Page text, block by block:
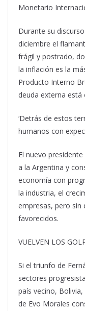
Monetario
Durante su
diciembre el
frágil y postrado,
la inflación es la
Producto Interno
deuda externa
‘Detrás de estos
humanos con
El nuevo
a la Argentina y
economía con
la industria, el
empresas, pero sin
favorecidos.
VUELVEN LOS
Si el triunfo de
sectores
país vecino,
de Evo Morales